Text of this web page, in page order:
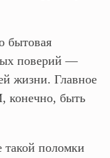
бытовая
поверий —
жизни. Главное
конечно, быть
такой поломки